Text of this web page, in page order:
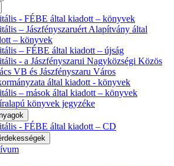
- FÉBE által kiadott – könyvek
– Jászfényszaruért Alapítvány által
– könyvek
– FÉBE által kiadott – újság
- a Jászfényszarui Nagyközségi Közös
VB és Jászfényszaru Város
által kiadott - könyvek
– mások által kiadott – könyvek
könyvek jegyzéke
- FÉBE által kiadott – CD